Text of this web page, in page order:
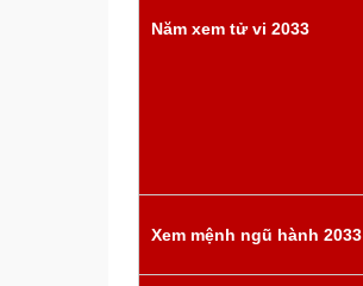
Năm xem tử vi 2033
Xem mệnh ngũ hành 2033